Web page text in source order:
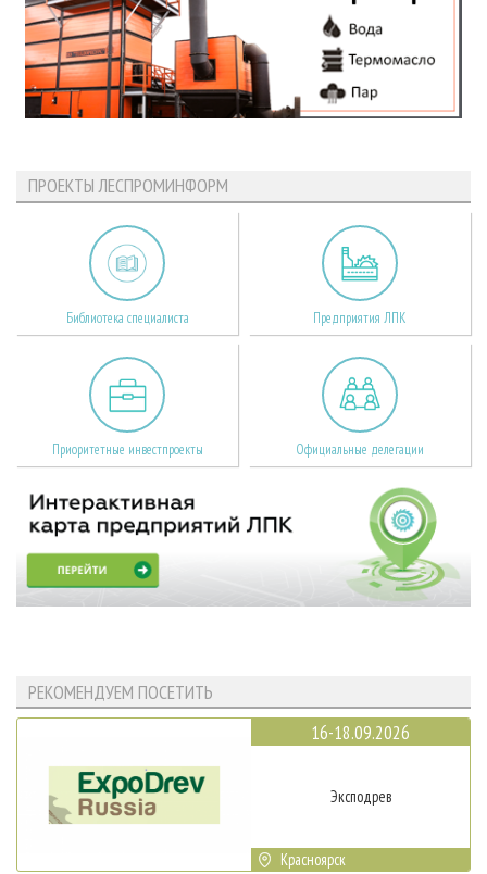
ПРОЕКТЫ ЛЕСПРОМИНФОРМ
Библиотека специалиста Предприятия ЛПК
Приоритетные инвестпроекты Официальные делегации
РЕКОМЕНДУЕМ ПОСЕТИТЬ
16-18.09.2026
Эксподрев
Красноярск